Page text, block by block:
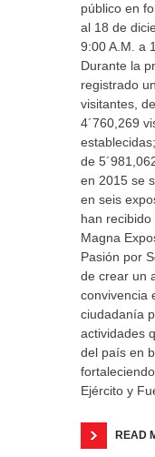
público en
al 18 de
9:00 A.M. a
Durante la
registrado
visitantes,
4´760,269
de
en 2015 se
en seis
han recibido
Magna
Pasión por
de crear un
convivencia
ciudadanía
actividades
del país en
Ejército y
READ